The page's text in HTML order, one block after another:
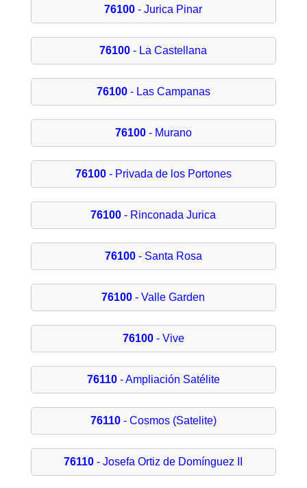
76100 - Jurica Pinar
76100 - La Castellana
76100- Las Campanas
76100- Murano
76100- Privada de los Portones
76100 - Rinconada Jurica
76100- Santa Rosa
76100 - Valle Garden
76100- Vive
76110- Ampliación Satélite
76110- Cosmos (Satelite)
76110 - Josefa Ortiz de Domínguez II